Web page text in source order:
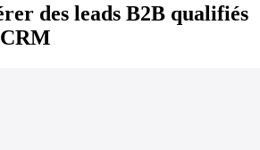
des leads B2B qualifiés